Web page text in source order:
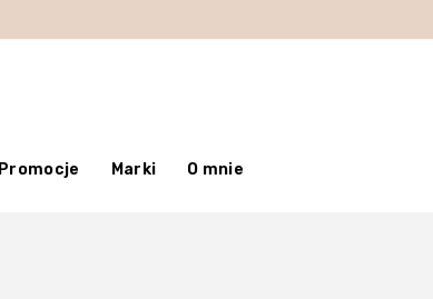
Promocje Marki O mnie